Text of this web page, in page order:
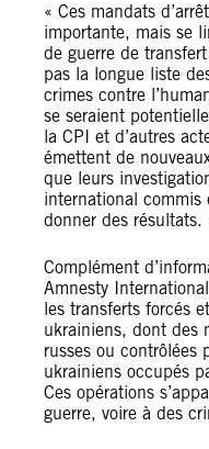
« Ces mandats
importante, mais se
de guerre de
pas la longue liste
crimes contre
se seraient
la CPI et d’autres
émettent de
que leurs
international commis
donner des résultats.
Complément
Amnesty
les transferts forcés
ukrainiens, dont des
russes ou contrôlées
ukrainiens occupés
Ces opérations
guerre, voire à des